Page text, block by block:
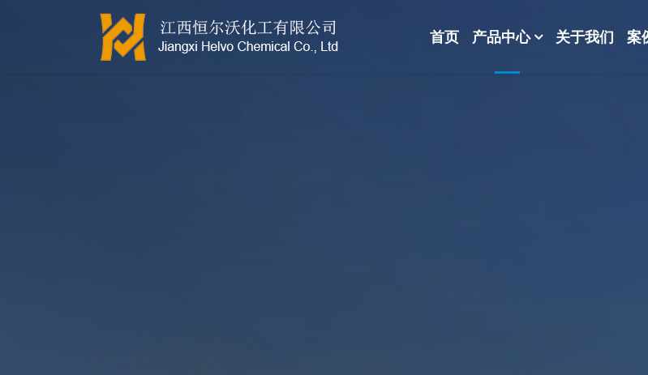
江西恒尔沃-鲍尔环-活性氧化铝-拉西环-波纹规整散堆填料-分子筛-
首页 产品中心 关于我们 案